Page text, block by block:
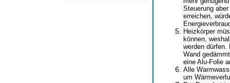
Steuerung
erreichen,
Heizkörper
können,
werden dürfen.
Wand
eine Alu-Folie
Alle
um